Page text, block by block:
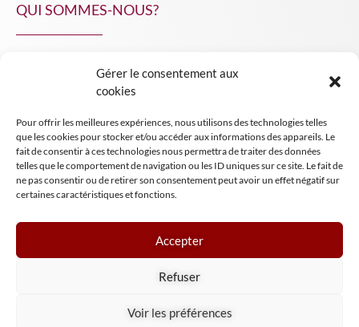
Gérer le consentement aux
cookies
Pour offrir les meilleures expériences, nous utilisons des technologies telles
que les cookies pour stocker et/ou accéder aux informations des appareils. Le
fait de consentir à ces technologies nous permettra de traiter des données
telles que le comportement de navigation ou les ID uniques sur ce site. Le fait de
ne pas consentir ou de retirer son consentement peut avoir un effet négatif sur
certaines caractéristiques et fonctions.
Accepter
Refuser
Voir les préférences
QUI SOMMES-NOUS?
INSIGHT NPA
Mentions légales
Tous droits réservés NPA Conseil